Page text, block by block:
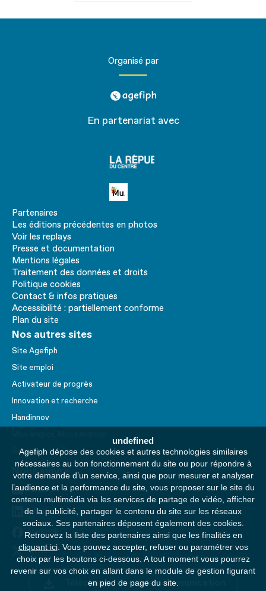
undefined
Agefiph dépose des cookies et autres technologies similaires
nécessaires au bon fonctionnement du site ou pour répondre à
votre demande d’un service, ainsi que pour mesurer et analyser
l’audience et la performance du site, vous proposer sur le site du
contenu multimédia via les services de partage de vidéo, afficher
de la publicité, partager le contenu du site sur les réseaux
sociaux. Ses partenaires déposent également des cookies.
Retrouvez la liste des partenaires ainsi que les finalités en
cliquant ici. Vous pouvez accepter, refuser ou paramétrer vos
choix par les boutons ci-dessous. A tout moment vous pourrez
revenir sur vos choix en allant dans le module de gestion figurant
en pied de page du site.
Organisé par
agefiph
En partenariat avec
république
Petite MU
Partenaires
Les éditions précédentes en photos
Voir les replays
Presse et documentation
Mentions légales
Traitement des données et droits
Politique cookies
Contact & infos pratiques
Accessibilité : partiellement conforme
Plan du site
Nos autres sites
Site Agefiph
Site emploi
Activateur de progrès
Innovation et recherche
Handinnov
Service AppuiPro
Nous suivre
Youtube
Linkedin
Facebook
Twitter
Télécharger le kit de communication